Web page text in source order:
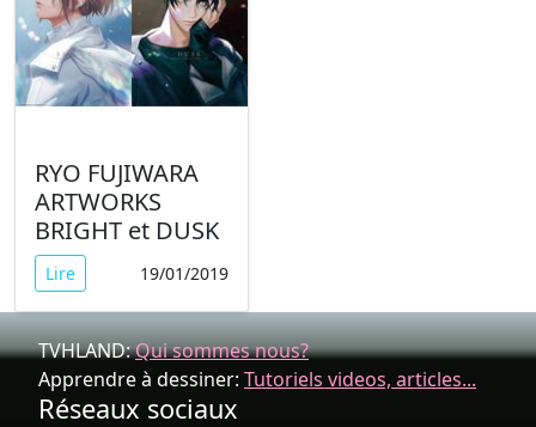
RYO FUJIWARA
ARTWORKS
BRIGHT et DUSK
Lire 19/01/2019
TVHLAND:Qui sommes nous?
Apprendre à dessiner: Tutoriels videos, articles...
Réseaux sociaux